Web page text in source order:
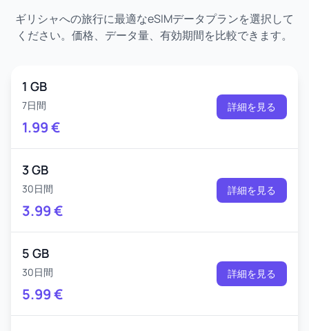
ギリシャへの旅行に最適なeSIMデータプランを選択して
ください。価格、データ量、有効期間を比較できます。
1 GB
7日間
1.99€
詳細を見る
3 GB
30日間
3.99€
詳細を見る
5 GB
30日間
5.99€
詳細を見る